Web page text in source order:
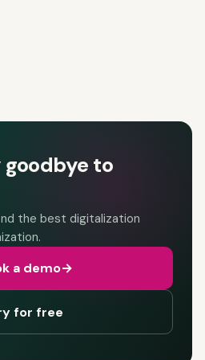
goodbye to
the best digitalization
a demo→
for free